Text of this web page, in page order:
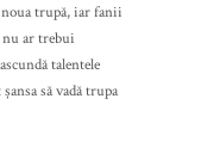
trupă, iar fanii
ar trebui
talentele
să vadă trupa